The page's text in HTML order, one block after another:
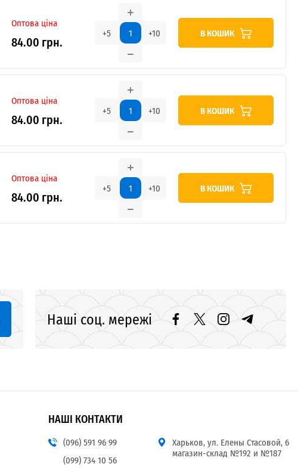
Оптова ціна
84.00 грн. +5 +10 В КОШИК
Оптова ціна
84.00 грн. +5 +10 В КОШИК
Оптова ціна
84.00 грн. +5 +10 В КОШИК
Наші соц. мережі
НАШІ КОНТАКТИ
(096) 591 96 99
(099) 734 10 56
Харьков, ул. Елены Стасовой, 6
магазин-склад №192 и №187